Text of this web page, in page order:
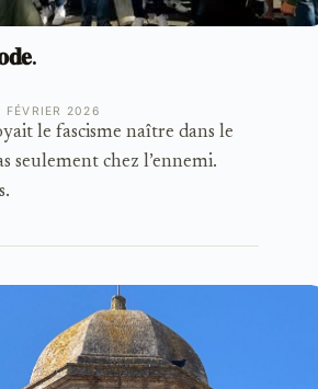
le fascisme naître dans le
seulement chez l’ennemi.
FÉVRIER 2026